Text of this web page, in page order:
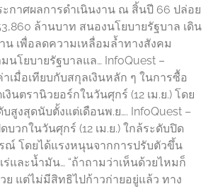
ะกาศผลการดำเนินงาน ณ สิ้นปี 66 ปล่อย
ล้านบาท สนองนโยบายรัฐบาล เดิน
เพื่อลดความเหลื่อมล้ำทางสังคม
นโยบายรัฐบาลแล… InfoQuest –
เมื่อเทียบกับสกุลเงินหลัก ๆ ในการซื้อ
นตรานิวยอร์กในวันศุกร์ (12 เม.ย.) โดย
สูงสุดนับตั้งแต่เดือนพ.ย…. InfoQuest –
วกในวันศุกร์ (12 เม.ย.) ใกล้ระดับปิด
ณ์ โดยได้แรงหนุนจากการปรับตัวขึ้น
และน้ำมัน… “ถ้าถามว่าเห็นด้วยไหมก็
ย แต่ไม่มีสิทธิไปก้าวก่ายอยู่แล้ว ทาง